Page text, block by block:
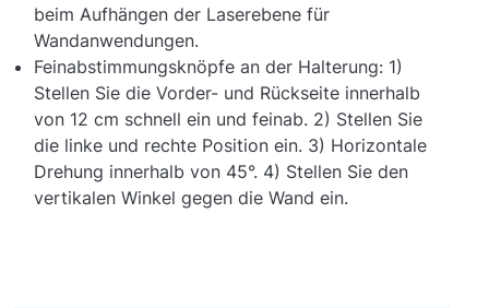
beim Aufhängen der Laserebene für
Wandanwendungen.
Feinabstimmungsknöpfe an der Halterung: 1)
Stellen Sie die Vorder- und Rückseite innerhalb
von 12 cm schnell ein und feinab. 2) Stellen Sie
die linke und rechte Position ein. 3) Horizontale
Drehung innerhalb von 45°. 4) Stellen Sie den
vertikalen Winkel gegen die Wand ein.